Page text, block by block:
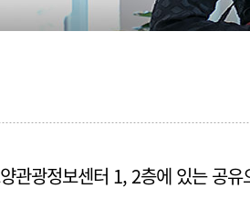
관광정보센터 1, 2층에 있는 공